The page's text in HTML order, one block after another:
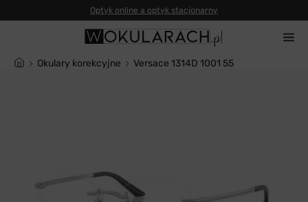
Okulary korekcyjne Versace 1314D 1001 55